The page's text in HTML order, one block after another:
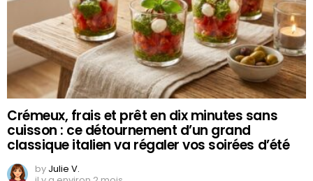
Crémeux, frais et prêt en dix minutes sans
cuisson : ce détournement d’un grand
classique italien va régaler vos soirées d’été
by Julie V.